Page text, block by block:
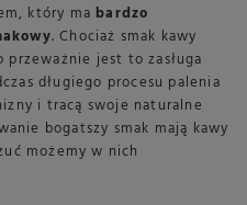
który ma bardzo
. Chociaż smak kawy
jest to zasługa
długiego procesu palenia
i tracą swoje naturalne
bogatszy smak mają kawy
możemy w nich